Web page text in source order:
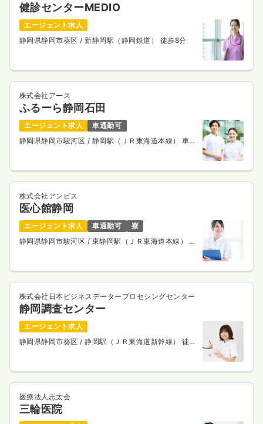
健診センターMEDIO
エージェント求人
静岡県静岡市葵区/ 新静岡駅（静岡鉄道） 徒歩8分
株式会社アース
ふるーら静岡石田
エージェント求人
車通勤可
静岡県静岡市駿河区 / 静岡駅（ＪＲ東海道本線） 車
株式会社アンビス
医心館静岡
エージェント求人 車通勤可
寮
静岡県静岡市駿河区 / 東静岡駅（ＪＲ東海道本線） バ
株式会社日本ビジネスデータープロセシングセンター
静岡調査センター
エージェント求人
静岡県静岡市葵区/ 静岡駅（ＪＲ東海道新幹線） 徒歩
医療法人志太会
三輪医院